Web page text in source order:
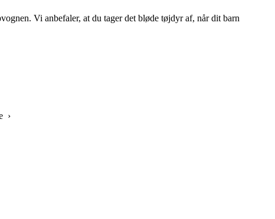
Vi anbefaler, at du tager det bløde tøjdyr af, når dit barn
›